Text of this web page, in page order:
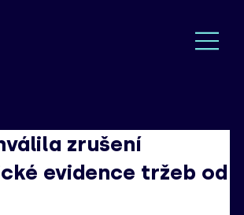
zrušení
evidence tržeb od